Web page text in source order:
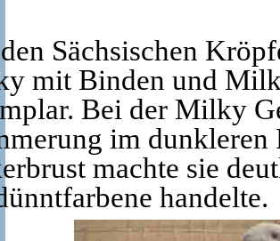
Sächsischen
mit Binden und
Bei der Milky
im
machte sie
handelte.